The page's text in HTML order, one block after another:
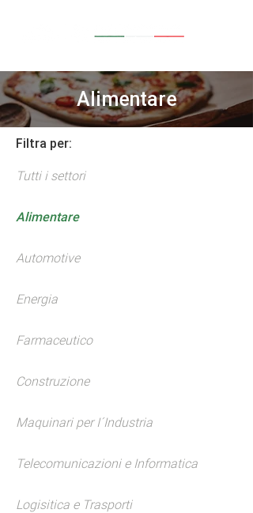
Alimentare
Filtra per:
Tutti i settori
Alimentare
Automotive
Energia
Farmaceutico
Construzione
Maquinari per I´Industria
Telecomunicazioni e Informatica
Logisitica e Trasporti